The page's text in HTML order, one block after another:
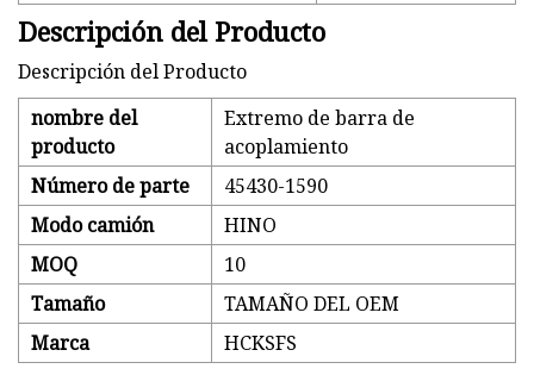
Descripción del Producto
Descripción del Producto
nombre del
producto
Extremo de barra de
acoplamiento
Número de parte
45430-1590
Modo camión
HINO
MOQ
10
Tamaño
TAMAÑO DEL OEM
Marca
HCKSFS